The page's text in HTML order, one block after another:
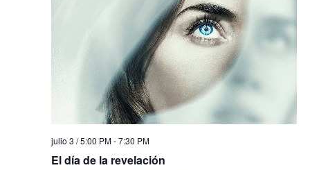
julio 3 / 5:00 PM-7:30 PM
El día de la revelación